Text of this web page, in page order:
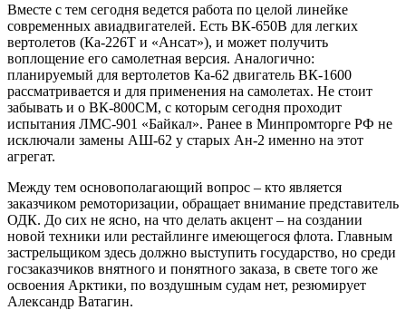
Вместе с тем сегодня ведется работа по целой линейке
современных авиадвигателей. Есть ВК-650В для легких
вертолетов (Ка-226Т и «Ансат»), и может получить
воплощение его самолетная версия. Аналогично:
планируемый для вертолетов Ка-62 двигатель ВК-1600
рассматривается и для применения на самолетах. Не стоит
забывать и о ВК-800СМ, с которым сегодня проходит
испытания ЛМС-901 «Байкал». Ранее в Минпромторге РФ не
исключали замены АШ-62 у старых Ан-2 именно на этот
агрегат.
Между тем основополагающий вопрос – кто является
заказчиком ремоторизации, обращает внимание представитель
ОДК. До сих не ясно, на что делать акцент – на создании
новой техники или рестайлинге имеющегося флота. Главным
застрельщиком здесь должно выступить государство, но среди
госзаказчиков внятного и понятного заказа, в свете того же
освоения Арктики, по воздушным судам нет, резюмирует
Александр Ватагин.